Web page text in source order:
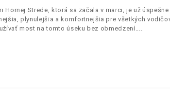
Strede, ktorá sa začala v marci, je už úspešne
plynulejšia a komfortnejšia pre všetkých
most na tomto úseku bez obmedzení.